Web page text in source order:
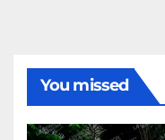
You missed